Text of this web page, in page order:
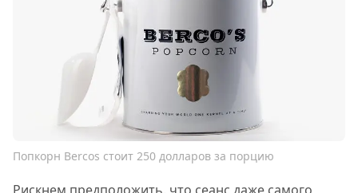
Попкорн Bercos стоит 250 долларов за порцию
Рискнем предположить, что сеанс даже самого